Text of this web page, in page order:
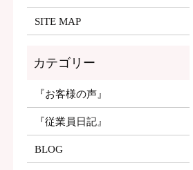
SITE MAP
『お客様の声』
『従業員日記』
BLOG